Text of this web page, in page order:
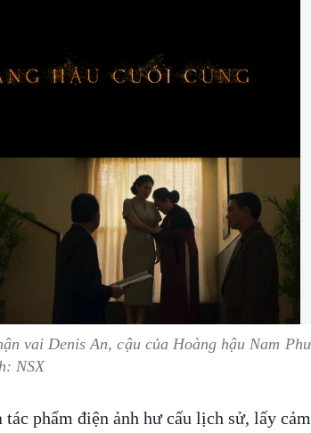
vai Denis An, cậu của Hoàng hậu Nam
NSX
tác phẩm điện ảnh hư cấu lịch sử, lấy